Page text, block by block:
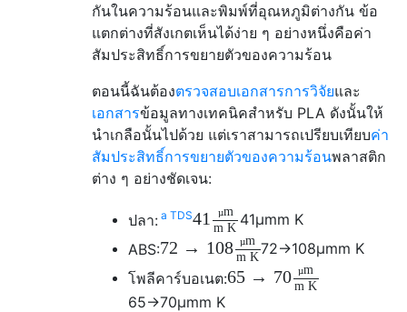
กันในความร้อนและพิมพ์ที่อุณหภูมิต่างกัน ข้อ
แตกต่างที่สังเกตเห็นได้ง่าย ๆ อย่างหนึ่งคือค่า
สัมประสิทธิ์การขยายตัวของความร้อน
ตอนนี้ฉันต้องตรวจสอบเอกสารการวิจัยและ
เอกสารข้อมูลทางเทคนิคสำหรับ PLA ดังนั้นให้
นำเกลือนั้นไปด้วย แต่เราสามารถเปรียบเทียบค่า
สัมประสิทธิ์การขยายตัวของความร้อนพลาสติก
ต่าง ๆ อย่างชัดเจน:
ปลา: a TDS41 µm
m K 41µmm K
ABS:72 → 108 µm
m K 72→108µmm K
โพลีคาร์บอเนต:65 → 70 µm
m K
65→70µmm K